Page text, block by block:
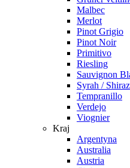
Malbec
Merlot
Pinot Grigio
Pinot Noir
Primitivo
Riesling
Sauvignon
Syrah / Shiraz
Tempranillo
Verdejo
Viognier
Kraj
Argentyna
Australia
Austria